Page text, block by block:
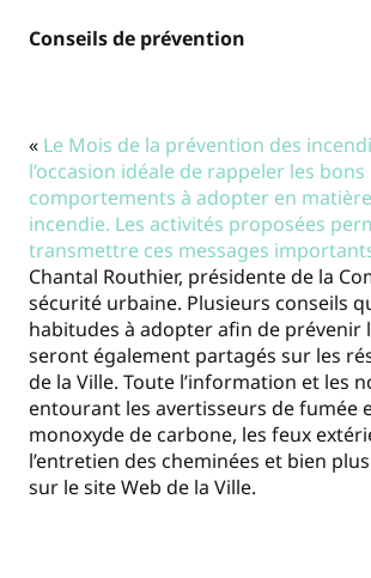
Conseils de prévention
« Le Mois de la prévention des
l’occasion idéale de rappeler les bons
comportements à adopter en
incendie. Les activités proposées
transmettre ces messages
Chantal Routhier, présidente de la
sécurité urbaine. Plusieurs conseils
habitudes à adopter afin de prévenir
seront également partagés sur les
de la Ville. Toute l’information et les
entourant les avertisseurs de fumée
monoxyde de carbone, les feux
l’entretien des cheminées et bien
sur le site Web de la Ville.